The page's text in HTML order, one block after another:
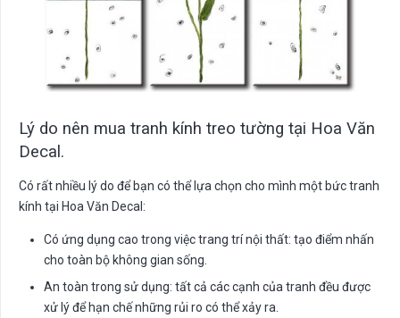
Lý do nên mua tranh kính treo tường tại Hoa Văn
Decal.
Có rất nhiều lý do để bạn có thể lựa chọn cho mình một bức tranh
kính tại Hoa Văn Decal:
Có ứng dụng cao trong việc trang trí nội thất: tạo điểm nhấn
cho toàn bộ không gian sống.
An toàn trong sử dụng: tất cả các cạnh của tranh đều được
xử lý để hạn chế những rủi ro có thể xảy ra.